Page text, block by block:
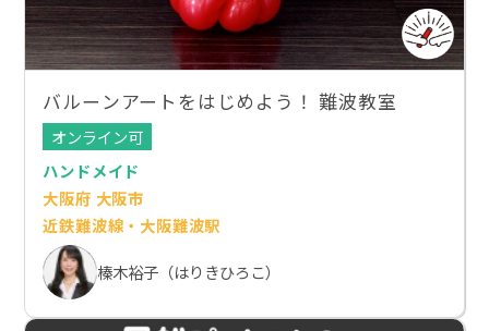
バルーンアートをはじめよう！ 難波教室
オンライン可
ハンドメイド
大阪府 大阪市
近鉄難波線・大阪難波駅
榛木裕子（はりきひろこ）